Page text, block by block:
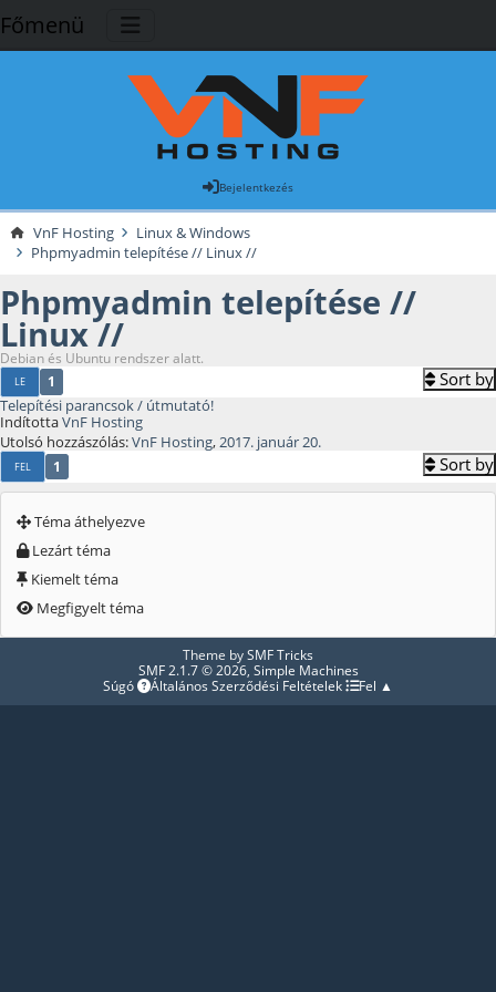
Főmenü
Bejelentkezés
VnF Hosting
Linux & Windows
Phpmyadmin telepítése // Linux //
Phpmyadmin telepítése //
Linux //
Debian és Ubuntu rendszer alatt.
LE 1 Sort by
Telepítési parancsok / útmutató!
IndítottaVnF Hosting
Utolsó hozzászólás:VnF Hosting,2017. január 20.
FEL 1 Sort by
Téma áthelyezve
Lezárt téma
Kiemelt téma
Megfigyelt téma
Theme bySMF Tricks
SMF 2.1.7 © 2026, Simple Machines
Súgó
Általános Szerződési Feltételek Fel ▲